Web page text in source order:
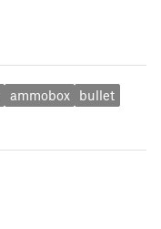
ammobox bullet